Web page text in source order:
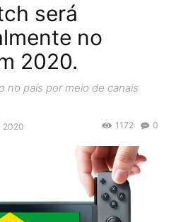
será
no
2020.
no país por meio de canais
2020 0
1172